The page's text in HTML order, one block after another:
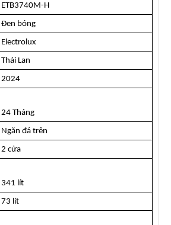
ETB3740M-H
Đen bóng
Electrolux
Thái Lan
2024
24 Tháng
Ngăn đá trên
2 cửa
341 lít
73 lít